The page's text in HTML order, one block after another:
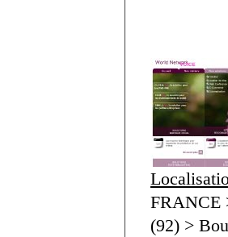
FRANCE
(92) >